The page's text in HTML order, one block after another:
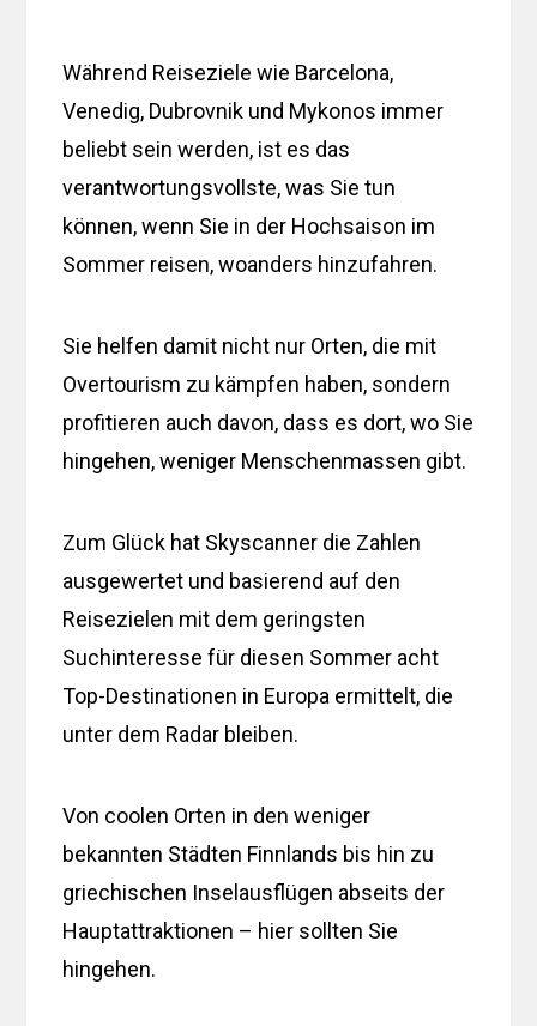
Während Reiseziele wie Barcelona, ​​
Venedig, Dubrovnik und Mykonos immer
beliebt sein werden, ist es das
verantwortungsvollste, was Sie tun
können, wenn Sie in der Hochsaison im
Sommer reisen, woanders hinzufahren.
Sie helfen damit nicht nur Orten, die mit
Overtourism zu kämpfen haben, sondern
profitieren auch davon, dass es dort, wo Sie
hingehen, weniger Menschenmassen gibt.
Zum Glück hat Skyscanner die Zahlen
ausgewertet und basierend auf den
Reisezielen mit dem geringsten
Suchinteresse für diesen Sommer acht
Top-Destinationen in Europa ermittelt, die
unter dem Radar bleiben.
Von coolen Orten in den weniger
bekannten Städten Finnlands bis hin zu
griechischen Inselausflügen abseits der
Hauptattraktionen – hier sollten Sie
hingehen.